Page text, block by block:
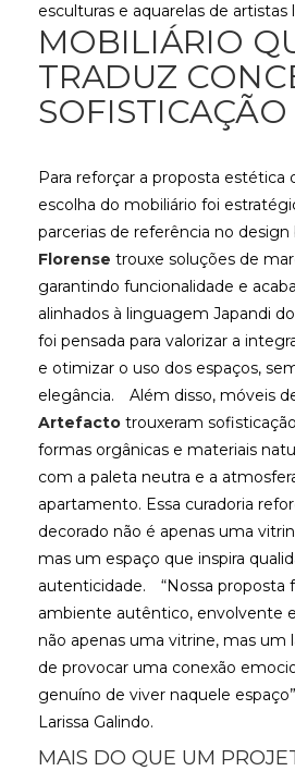
esculturas e aquarelas de artistas
MOBILIÁRIO
TRADUZ
SOFISTICAÇÃO
Para reforçar a proposta estética
escolha do mobiliário foi
parcerias de referência no design
Florense trouxe soluções de
garantindo funcionalidade e
alinhados à linguagem Japandi
foi pensada para valorizar a
e otimizar o uso dos espaços,
elegância.
Além disso, móveis
Artefacto trouxeram
formas orgânicas e materiais
com a paleta neutra e a
apartamento. Essa curadoria
decorado não é apenas uma
mas um espaço que inspira
autenticidade.
“Nossa proposta
ambiente autêntico, envolvente
não apenas uma vitrine, mas um
de provocar uma conexão
genuíno de viver naquele
Larissa Galindo.
MAIS DO QUE UM